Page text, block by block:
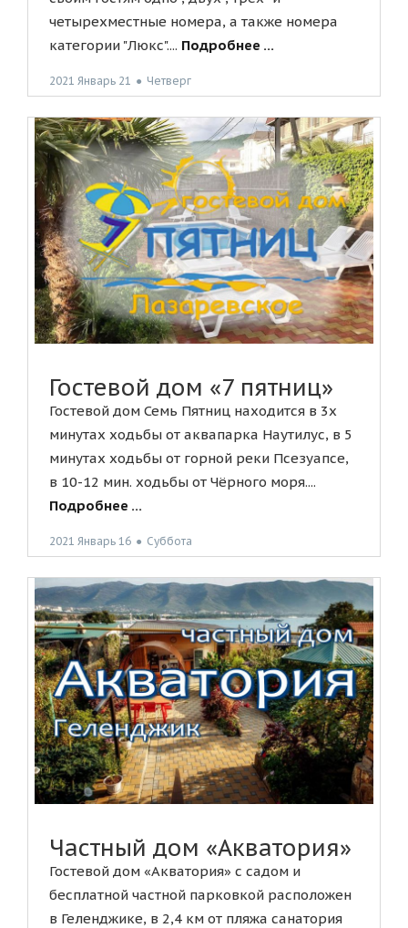
четырехместные номера, а также номера
категории "Люкс".... Подробнее ...
2021 Январь 21 ● Четверг
Гостевой дом «7 пятниц»
Гостевой дом Семь Пятниц находится в 3х
минутах ходьбы от аквапарка Наутилус, в 5
минутах ходьбы от горной реки Псезуапсе,
в 10-12 мин. ходьбы от Чёрного моря....
Подробнее ...
2021 Январь 16 ● Суббота
Частный дом «Акватория»
Гостевой дом «Акватория» с садом и
бесплатной частной парковкой расположен
в Геленджике, в 2,4 км от пляжа санатория